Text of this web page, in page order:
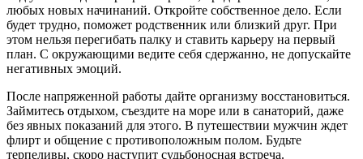
любых новых начинаний. Откройте собственное дело. Если
будет трудно, поможет родственник или близкий друг. При
этом нельзя перегибать палку и ставить карьеру на первый
план. С окружающими ведите себя сдержанно, не допускайте
негативных эмоций.
После напряженной работы дайте организму восстановиться.
Займитесь отдыхом, съездите на море или в санаторий, даже
без явных показаний для этого. В путешествии мужчин ждет
флирт и общение с противоположным полом. Будьте
терпеливы, скоро наступит судьбоносная встреча.